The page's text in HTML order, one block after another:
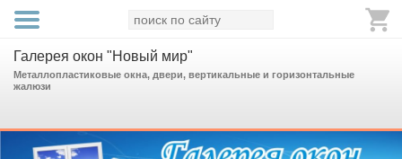
Галерея окон "Новый мир"
Металлопластиковые окна, двери, вертикальные и горизонтальные
жалюзи